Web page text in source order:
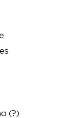
(?)